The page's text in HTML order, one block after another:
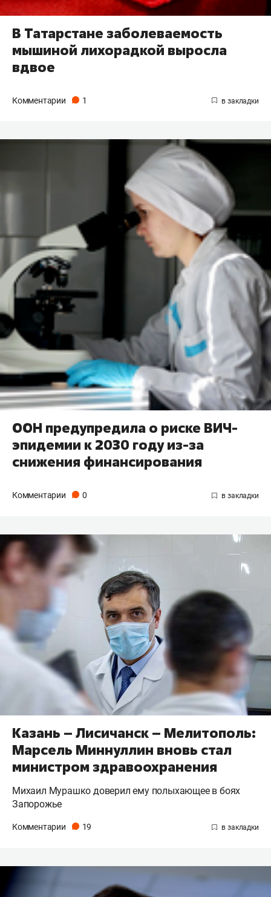
В Татарстане заболеваемость
мышиной лихорадкой выросла
вдвое
Комментарии 1
ООН предупредила о риске ВИЧ-
эпидемии к 2030 году из-за
снижения финансирования
Комментарии 0
Казань – Лисичанск – Мелитополь:
Марсель Миннуллин вновь стал
министром здравоохранения
Михаил Мурашко доверил ему полыхающее в боях
Запорожье
Комментарии 19